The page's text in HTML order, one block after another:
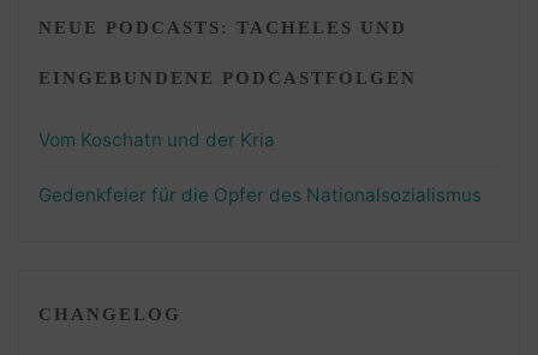
NEUE PODCASTS: TACHELES UND
EINGEBUNDENE PODCASTFOLGEN
Vom Koschatn und der Kria
Gedenkfeier für die Opfer des Nationalsozialismus
CHANGELOG